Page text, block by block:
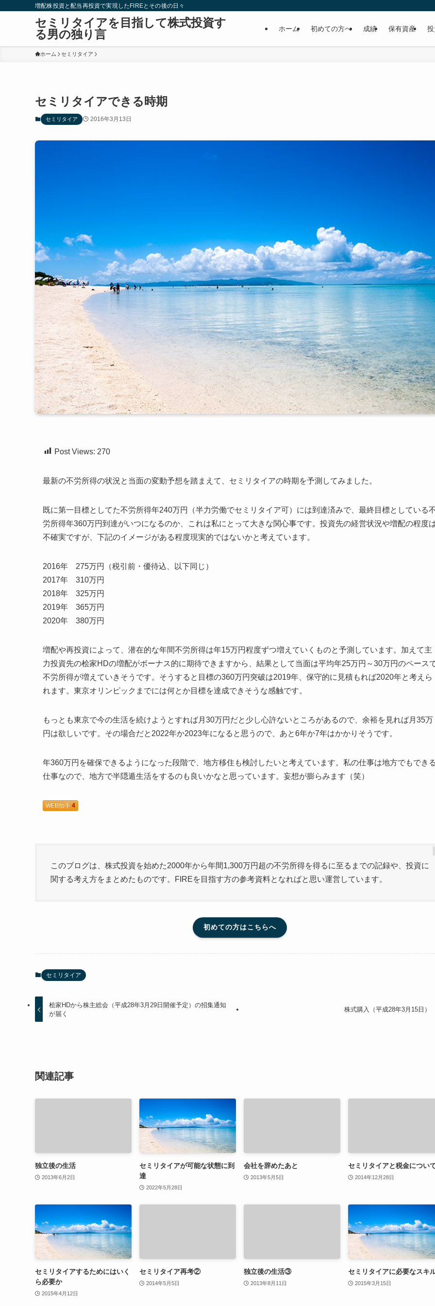
増配株投資と配当再投資で実現したFIREとその後の日々
セミリタイアを目指して株式投資す
る男の独り言
ホーム 初めての方へ 成績 保有資産
ホーム セミリタイア
セミリタイアできる時期
セミリタイア 2016年3月13日
Post Views: 270
最新の不労所得の状況と当面の変動予想を踏まえて、セミリタイアの時期を予測してみました。
既に第一目標としてた不労所得年240万円（半力労働でセミリタイア可）には到達済みで、最終目標としている
労所得年360万円到達がいつになるのか、これは私にとって大きな関心事です。投資先の経営状況や増配の程度
不確実ですが、下記のイメージがある程度現実的ではないかと考えています。
2016年 275万円（税引前・優待込、以下同じ）
2017年 310万円
2018年 325万円
2019年 365万円
2020年 380万円
増配や再投資によって、潜在的な年間不労所得は年15万円程度ずつ増えていくものと予測しています。加えて主
力投資先の桧家HDの増配がボーナス的に期待できますから、結果として当面は平均年25万円～30万円のペース
不労所得が増えていきそうです。そうすると目標の360万円突破は2019年、保守的に見積もれば2020年と考えら
れます。東京オリンピックまでには何とか目標を達成できそうな感触です。
もっとも東京で今の生活を続けようとすれば月30万円だと少し心許ないところがあるので、余裕を見れば月35万
円は欲しいです。その場合だと2022年か2023年になると思うので、あと6年か7年はかかりそうです。
年360万円を確保できるようになった段階で、地方移住も検討したいと考えています。私の仕事は地方でもでき
仕事なので、地方で半隠遁生活をするのも良いかなと思っています。妄想が膨らみます（笑）
WEB拍手 4
このブログは、株式投資を始めた2000年から年間1,300万円超の不労所得を得るに至るまでの記録や、投資に
関する考え方をまとめたものです。FIREを目指す方の参考資料となればと思い運営しています。
初めての方はこちらへ
セミリタイア
桧家HDから株主総会（平成28年3月29日開催予定）の招集通知
が届く
株式購入（平成28年3月15日）
関連記事
独立後の生活
2013年6月2日
セミリタイアが可能な状態に到
達
2022年5月28日
会社を辞めたあと
2013年5月5日
セミリタイアと税金につい
2014年12月28日
セミリタイアするためにはいく
ら必要か
2015年4月12日
セミリタイア再考②
2014年5月5日
独立後の生活③
2013年8月11日
セミリタイアに必要なスキ
2015年3月15日